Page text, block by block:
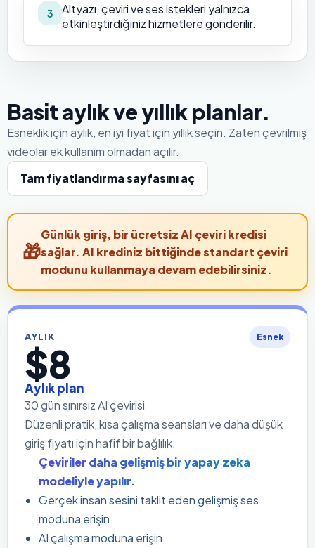
3
Altyazı, çeviri ve ses istekleri yalnızca
etkinleştirdiğiniz hizmetlere gönderilir.
Basit aylık ve yıllık planlar.
Esneklik için aylık, en iyi fiyat için yıllık seçin. Zaten çevrilmiş
videolar ek kullanım olmadan açılır.
Tam fiyatlandırma sayfasını aç
Günlük giriş, bir ücretsiz AI çeviri kredisi
sağlar. AI krediniz bittiğinde standart çeviri
modunu kullanmaya devam edebilirsiniz.
AYLIK Esnek
$8
Aylık plan
30 gün sınırsız AI çevirisi
Düzenli pratik, kısa çalışma seansları ve daha düşük
giriş fiyatı için hafif bir bağlılık.
Çeviriler daha gelişmiş bir yapay zeka
modeliyle yapılır.
Gerçek insan sesini taklit eden gelişmiş ses
moduna erişin
AI çalışma moduna erişin